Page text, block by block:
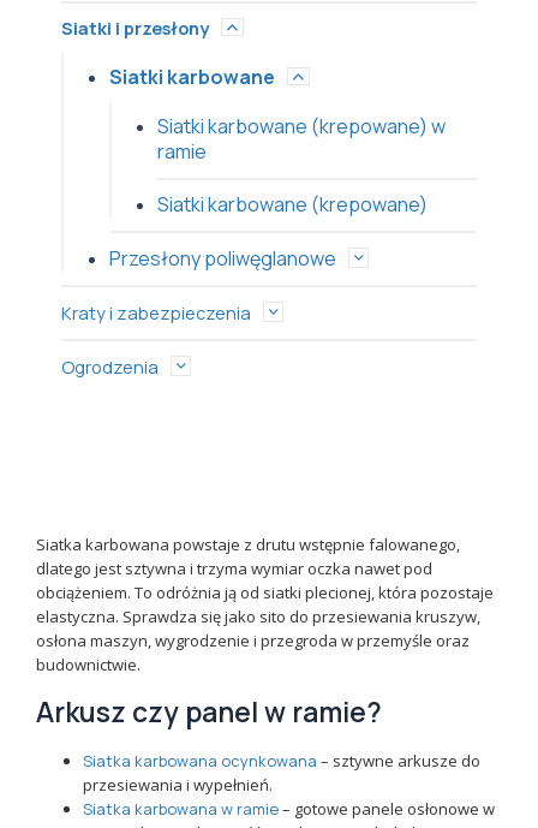
Siatki i przesłony
Siatki karbowane
Siatki karbowane (krepowane) w
ramie
Siatki karbowane (krepowane)
Przesłony poliwęglanowe
Kraty i zabezpieczenia
Ogrodzenia
Siatka karbowana powstaje z drutu wstępnie falowanego,
dlatego jest sztywna i trzyma wymiar oczka nawet pod
obciążeniem. To odróżnia ją od siatki plecionej, która pozostaje
elastyczna. Sprawdza się jako sito do przesiewania kruszyw,
osłona maszyn, wygrodzenie i przegroda w przemyśle oraz
budownictwie.
Arkusz czy panel w ramie?
Siatka karbowana ocynkowana – sztywne arkusze do
przesiewania i wypełnień.
Siatka karbowana w ramie– gotowe panele osłonowe w